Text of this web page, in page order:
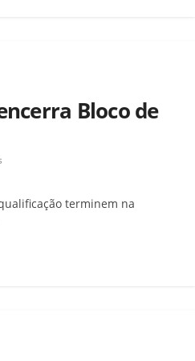
Bloco de
terminem na